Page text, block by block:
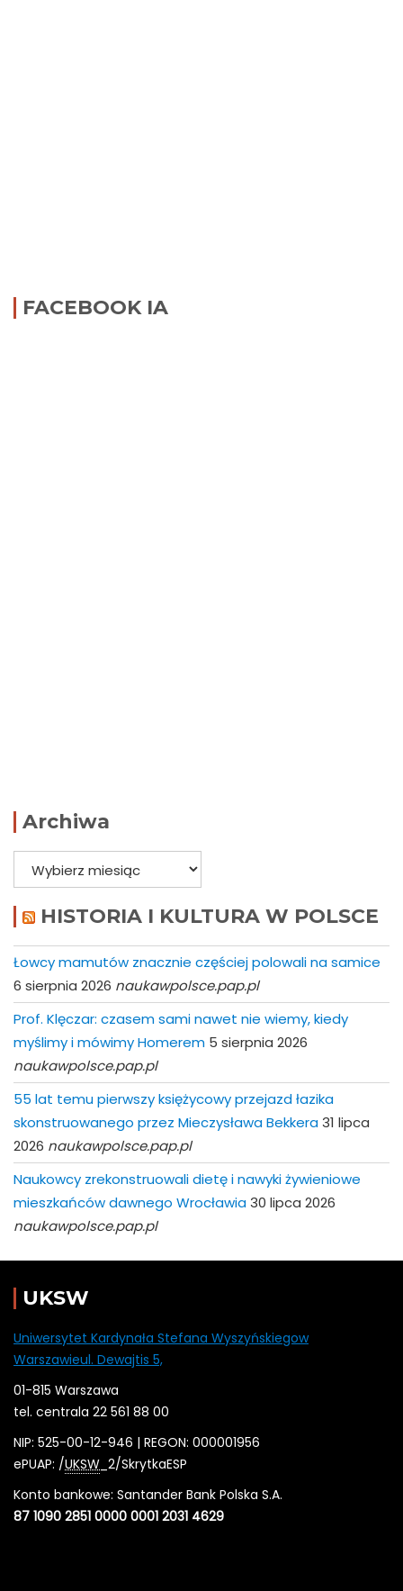
FACEBOOK IA
Archiwa
Archiwa
HISTORIA I KULTURA W POLSCE
Łowcy mamutów znacznie częściej polowali na samice
6 sierpnia 2026 naukawpolsce.pap.pl
Prof. Klęczar: czasem sami nawet nie wiemy, kiedy
myślimy i mówimy Homerem 5 sierpnia 2026
naukawpolsce.pap.pl
55 lat temu pierwszy księżycowy przejazd łazika
skonstruowanego przez Mieczysława Bekkera31 lipca
2026 naukawpolsce.pap.pl
Naukowcy zrekonstruowali dietę i nawyki żywieniowe
mieszkańców dawnego Wrocławia30 lipca 2026
naukawpolsce.pap.pl
UKSW
Uniwersytet Kardynała Stefana Wyszyńskiegow
Warszawieul. Dewajtis 5,
01-815 Warszawa
tel. centrala 22 561 88 00
NIP: 525-00-12-946 | REGON: 000001956
ePUAP: /UKSW _2/SkrytkaESP
Konto bankowe: Santander Bank Polska S.A.
87 1090 2851 0000 0001 2031 4629